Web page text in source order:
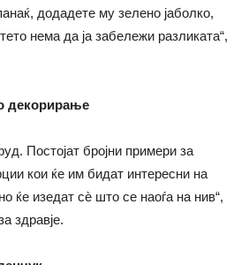
додадете му зелено јаболко,
нема да ја забележи разликата“,
декорирање
Постојат бројни примери за
кои ќе им бидат интересни на
ќе изедат сѐ што се наоѓа на нив“,
здравје.